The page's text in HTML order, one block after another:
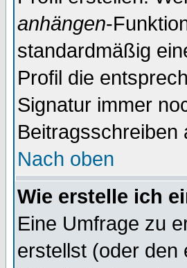
anhängen-
standardmäßig
Profil die
Signatur immer
Beitragsschreiben
Nach oben
Wie erstelle ich
Eine Umfrage zu
erstellst (oder den